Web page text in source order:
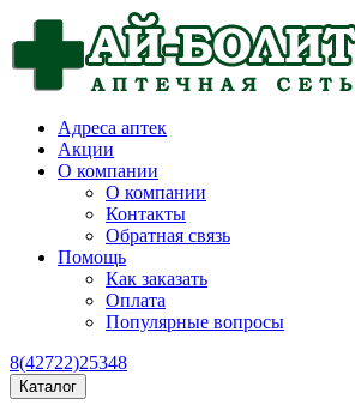
Адреса аптек
Акции
О компании
О компании
Контакты
Обратная связь
Помощь
Как заказать
Оплата
Популярные вопросы
8(42722)25348
Каталог